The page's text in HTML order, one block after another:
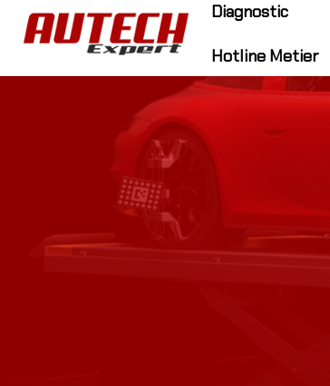
Diagnostic
Hotline Metier